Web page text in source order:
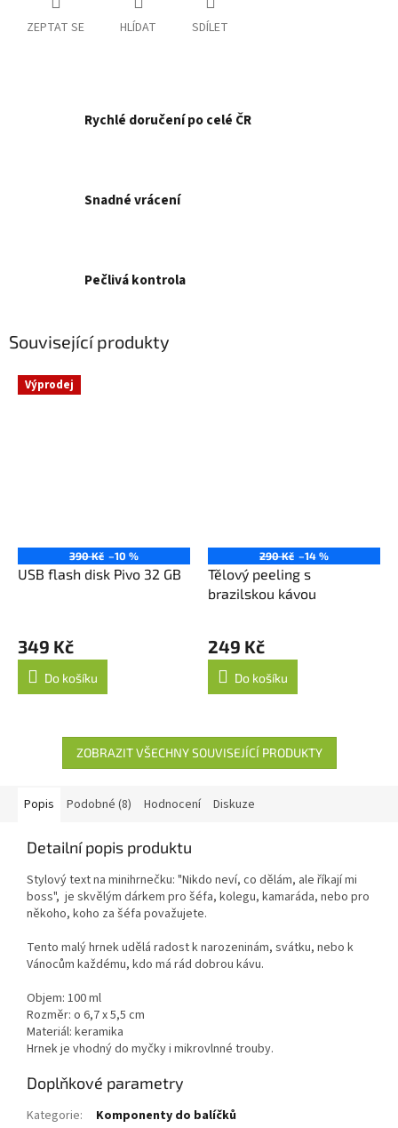
ZEPTAT SE HLÍDAT SDÍLET
Rychlé doručení po celé ČR
Snadné vrácení
Pečlivá kontrola
Související produkty
Výprodej
390 Kč –10 %
USB flash disk Pivo 32 GB
hodnocení
produktu
5,0
hvězdiček.
349 Kč
Do košíku
290 Kč –14 %
Tělový peeling s
brazilskou kávou
249 Kč
Do košíku
ZOBRAZIT VŠECHNY SOUVISEJÍCÍ PRODUKTY
Popis Podobné (8) Hodnocení Diskuze
Detailní popis produktu
Stylový text na minihrnečku: "Nikdo neví, co dělám, ale říkají mi
boss", je skvělým dárkem pro šéfa, kolegu, kamaráda, nebo pro
někoho, koho za šéfa považujete.
Tento malý hrnek udělá radost k narozeninám, svátku, nebo k
Vánocům každému, kdo má rád dobrou kávu.
Objem: 100 ml
Rozměr: o 6,7 x 5,5 cm
Materiál: keramika
Hrnek je vhodný do myčky i mikrovlnné trouby.
Doplňkové parametry
Kategorie:
Komponenty do balíčků